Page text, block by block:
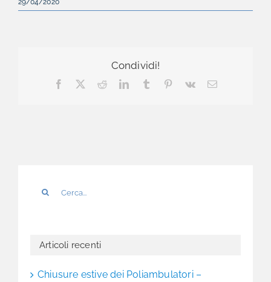
29/04/2020
Condividi!
Facebook RedditLinkedInTumblr Pinterest
Vk Email
per:
Articoli recenti
Chiusure estive dei Poliambulatori –